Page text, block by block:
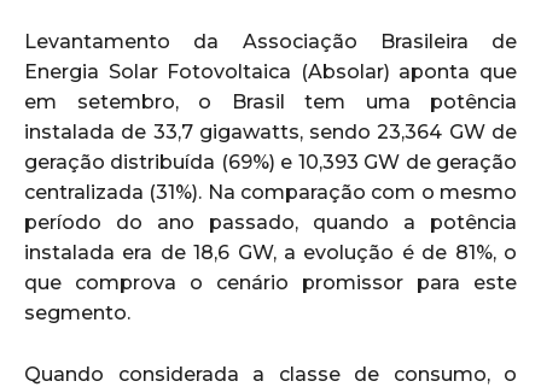
Levantamento da Associação Brasileira de
Energia Solar Fotovoltaica (Absolar) aponta que
em setembro, o Brasil tem uma potência
instalada de 33,7 gigawatts, sendo 23,364 GW de
geração distribuída (69%) e 10,393 GW de geração
centralizada (31%). Na comparação com o mesmo
período do ano passado, quando a potência
instalada era de 18,6 GW, a evolução é de 81%, o
que comprova o cenário promissor para este
segmento.
Quando considerada a classe de consumo, o